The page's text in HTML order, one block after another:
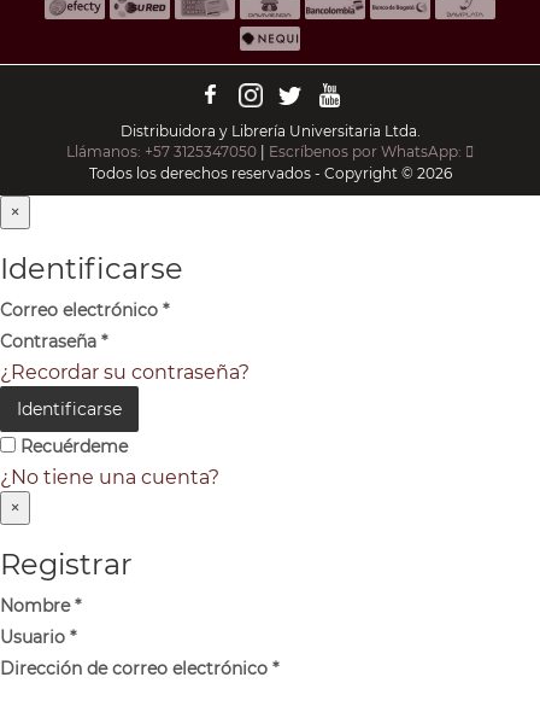
Distribuidora y Librería Universitaria Ltda.
Llámanos: +57 3125347050 | Escríbenos por WhatsApp:
Todos los derechos reservados - Copyright © 2026
×
Identificarse
Correo electrónico *
Contraseña *
¿Recordar su contraseña?
Identificarse
Recuérdeme
¿No tiene una cuenta?
×
Registrar
Nombre*
Usuario *
Dirección de correo electrónico *